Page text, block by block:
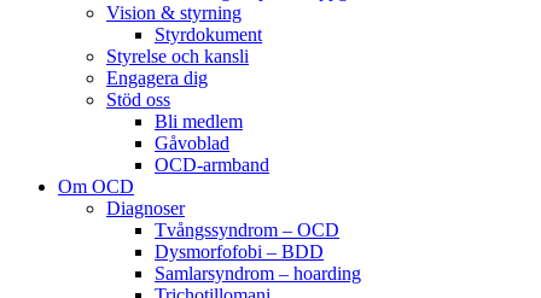
Vision & styrning
Styrdokument
Styrelse och kansli
Engagera dig
Stöd oss
Bli medlem
Gåvoblad
OCD-armband
Om OCD
Diagnoser
Tvångssyndrom – OCD
Dysmorfofobi – BDD
Samlarsyndrom – hoarding